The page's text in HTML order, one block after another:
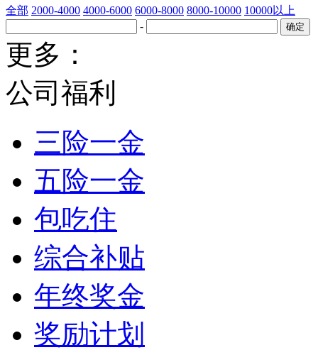
全部 2000-4000 4000-6000 6000-8000 8000-10000 10000以上
-
更多：
公司福利
三险一金
五险一金
包吃住
综合补贴
年终奖金
奖励计划